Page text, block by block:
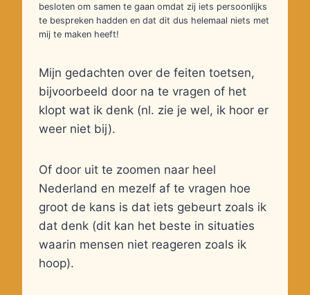
besloten om samen te gaan omdat zij iets persoonlijks
te bespreken hadden en dat dit dus helemaal niets met
mij te maken heeft!
Mijn gedachten over de feiten toetsen,
bijvoorbeeld door na te vragen of het
klopt wat ik denk (nl. zie je wel, ik hoor er
weer niet bij).
Of door uit te zoomen naar heel
Nederland en mezelf af te vragen hoe
groot de kans is dat iets gebeurt zoals ik
dat denk (dit kan het beste in situaties
waarin mensen niet reageren zoals ik
hoop).